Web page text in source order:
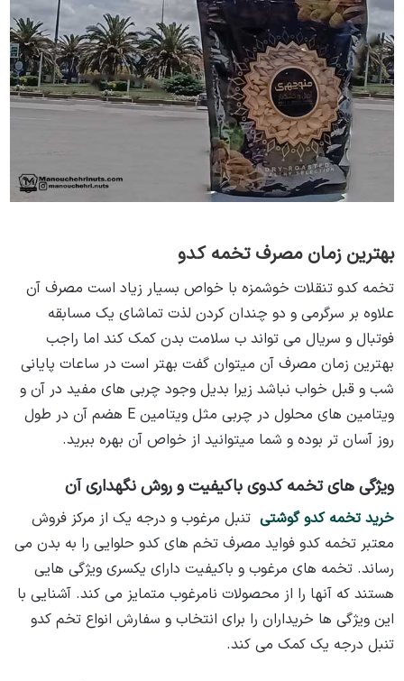
بهترین زمان مصرف تخمه کدو
تخمه کدو تنقلات خوشمزه با خواص بسیار زیاد است مصرف آن
علاوه بر سرگرمی و دو چندان کردن لذت تماشای یک مسابقه
فوتبال و سریال می تواند ب سلامت بدن کمک کند اما راجب
بهترین زمان مصرف آن میتوان گفت بهتر است در ساعات پایانی
شب و قبل خواب نباشد زیرا بدیل وجود چربی های مفید در آن و
ویتامین های محلول در چربی مثل ویتامین E هضم آن در طول
روز آسان تر بوده و شما میتوانید از خواص آن بهره ببرید.
ویژگی های تخمه کدوی باکیفیت و روش نگهداری آن
خرید تخمه کدو گوشتی تنبل مرغوب و درجه یک از مرکز فروش
معتبر تخمه کدو فواید مصرف تخم های کدو حلوایی را به بدن می
رساند. تخمه های مرغوب و باکیفیت دارای یکسری ویژگی هایی
هستند که آنها را از محصولات نامرغوب متمایز می‌ کند. آشنایی با
این ویژگی ها خریداران را برای انتخاب و سفارش انواع تخم کدو
تنبل درجه یک کمک می کند.